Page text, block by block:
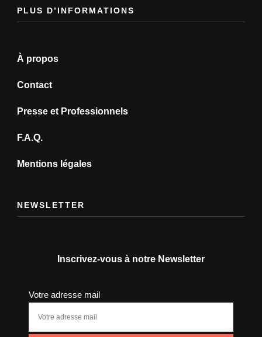
PLUS D’INFORMATIONS
À propos
Contact
Presse et Professionnels
F.A.Q.
Mentions légales
NEWSLETTER
Inscrivez-vous à notre Newsletter
Votre adresse mail